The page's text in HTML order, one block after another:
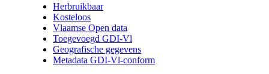
Herbruikbaar
Kosteloos
Vlaamse Open data
Toegevoegd GDI-Vl
Geografische gegevens
Metadata GDI-Vl-conform